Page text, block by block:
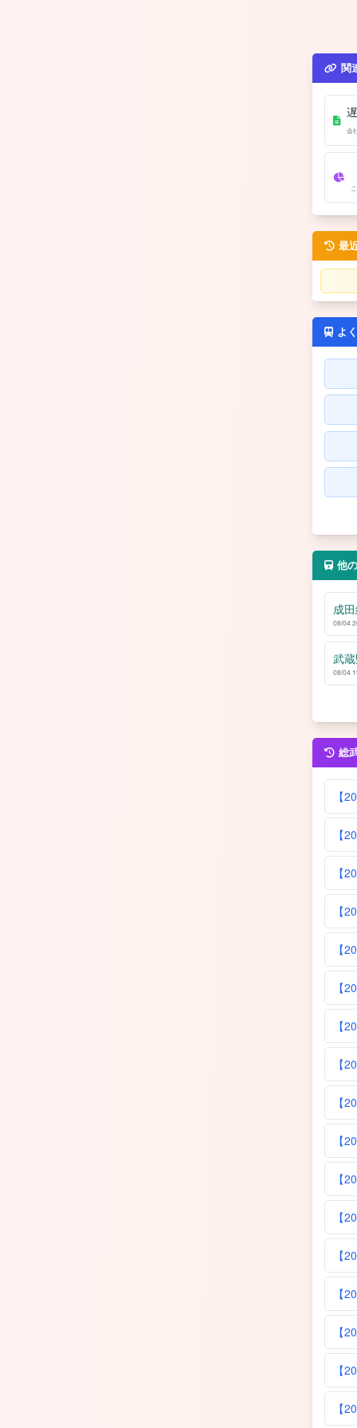
関
会
最
よ
他
成
08/04
武
08/04
総
【
【
【
【
【
【
【
【
【
【
【
【
【
【
【
【
【